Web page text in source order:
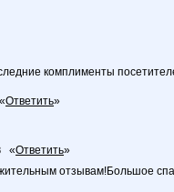
комплименты
Ответить»
«Ответить»
отзывам!Большое